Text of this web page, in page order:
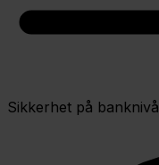
Sikkerhet på banknivå